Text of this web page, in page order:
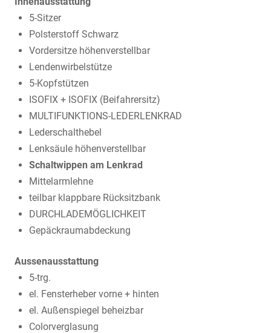
5-Sitzer
Polsterstoff Schwarz
Vordersitze höhenverstellbar
Lendenwirbelstütze
5-Kopfstützen
ISOFIX + ISOFIX (Beifahrersitz)
MULTIFUNKTIONS-LEDERLENKRAD
Lederschalthebel
Lenksäule höhenverstellbar
Schaltwippen am Lenkrad
Mittelarmlehne
teilbar klappbare Rücksitzbank
DURCHLADEMÖGLICHKEIT
Gepäckraumabdeckung
Aussenausstattung
5-trg.
el. Fensterheber vorne + hinten
el. Außenspiegel beheizbar
Colorverglasung